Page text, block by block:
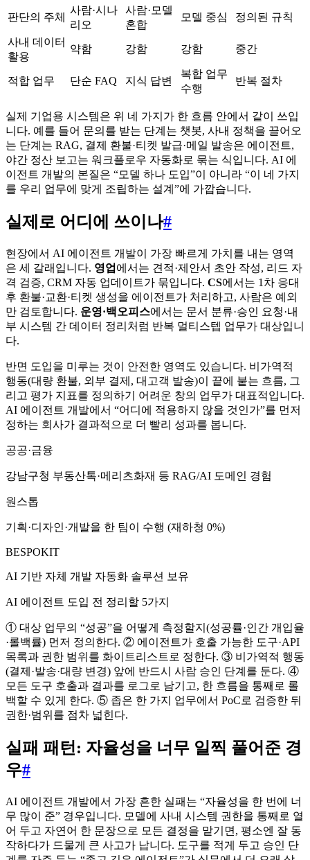
판단의 주체
사람·시나
리오
사람·모델
혼합
모델 중심 정의된 규칙
사내 데이터
활용
약함 강함 강함 중간
적합 업무 단순 FAQ 지식 답변
복합 업무
수행
반복 절차
실제 기업용 시스템은 위 네 가지가 한 흐름 안에서 같이 쓰입
니다. 예를 들어 문의를 받는 단계는 챗봇, 사내 정책을 끌어오
는 단계는 RAG, 결제 환불·티켓 발급·메일 발송은 에이전트,
야간 정산 보고는 워크플로우 자동화로 묶는 식입니다. AI 에
이전트 개발의 본질은 “모델 하나 도입”이 아니라 “이 네 가지
를 우리 업무에 맞게 조립하는 설계”에 가깝습니다.
실제로 어디에 쓰이나#
현장에서 AI 에이전트 개발이 가장 빠르게 가치를 내는 영역
은 세 갈래입니다. 영업 에서는 견적·제안서 초안 작성, 리드 자
격 검증, CRM 자동 업데이트가 묶입니다. CS에서는 1차 응대
후 환불·교환·티켓 생성을 에이전트가 처리하고, 사람은 예외
만 검토합니다. 운영·백오피스에서는 문서 분류·승인 요청·내
부 시스템 간 데이터 정리처럼 반복 멀티스텝 업무가 대상입니
다.
반면 도입을 미루는 것이 안전한 영역도 있습니다. 비가역적
행동(대량 환불, 외부 결제, 대고객 발송)이 끝에 붙는 흐름, 그
리고 평가 지표를 정의하기 어려운 창의 업무가 대표적입니다.
AI 에이전트 개발에서 “어디에 적용하지 않을 것인가”를 먼저
정하는 회사가 결과적으로 더 빨리 성과를 봅니다.
공공·금융
강남구청 부동산톡·메리츠화재 등 RAG/AI 도메인 경험
원스톱
기획·디자인·개발을 한 팀이 수행 (재하청 0%)
BESPOKIT
AI 기반 자체 개발 자동화 솔루션 보유
AI 에이전트 도입 전 정리할 5가지
① 대상 업무의 “성공”을 어떻게 측정할지(성공률·인간 개입율
·롤백률) 먼저 정의한다. ② 에이전트가 호출 가능한 도구·API
목록과 권한 범위를 화이트리스트로 정한다. ③ 비가역적 행동
(결제·발송·대량 변경) 앞에 반드시 사람 승인 단계를 둔다. ④
모든 도구 호출과 결과를 로그로 남기고, 한 흐름을 통째로 롤
백할 수 있게 한다. ⑤ 좁은 한 가지 업무에서 PoC로 검증한 뒤
권한·범위를 점차 넓힌다.
실패 패턴: 자율성을 너무 일찍 풀어준 경
우#
AI 에이전트 개발에서 가장 흔한 실패는 “자율성을 한 번에 너
무 많이 준” 경우입니다. 모델에 사내 시스템 권한을 통째로 열
어 두고 자연어 한 문장으로 모든 결정을 맡기면, 평소엔 잘 동
작하다가 드물게 큰 사고가 납니다. 도구를 적게 두고 승인 단